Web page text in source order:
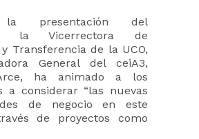
la presentación del
la Vicerrectora de
Transferencia de la UCO,
General del ceiA3,
ha animado a los
a considerar “las nuevas
de negocio en este
de proyectos como